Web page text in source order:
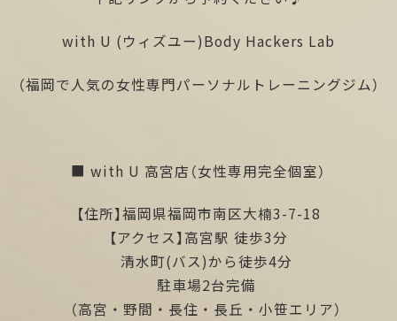
with U (ウィズユー)Body Hackers Lab
（福岡で人気の女性専門パーソナルトレーニングジム）
■ with U 高宮店（女性専用完全個室）
【住所】福岡県福岡市南区大楠3-7-18
【アクセス】高宮駅 徒歩3分
清水町(バス)から徒歩4分
駐車場2台完備
（高宮・野間・長住・長丘・小笹エリア）